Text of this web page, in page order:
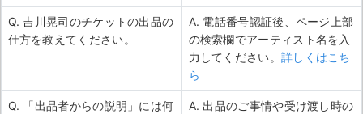
Q. 吉川晃司のチケットの出品の
仕方を教えてください。
A. 電話番号認証後、ページ上部
の検索欄でアーティスト名を入
力してください。 詳しくはこち
ら
Q. 「出品者からの説明」には何
A. 出品のご事情や受け渡し時の